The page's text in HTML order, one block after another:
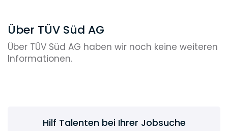
Über TÜV Süd AG
Über TÜV Süd AG haben wir noch keine weiteren
Informationen.
Hilf Talenten bei Ihrer Jobsuche